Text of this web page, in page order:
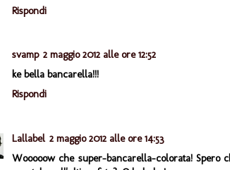
Rispondi
svamp 2 maggio 2012 alle ore 12:52
ke bella bancarella!!!
Rispondi
Lallabel 2 maggio 2012 alle ore 14:53
Wooooow che super-bancarella-colorata! Spero